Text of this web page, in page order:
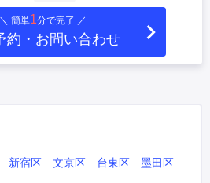
＼ 簡単1分で完了 ／
約・お問い合わせ
新宿区 文京区 台東区 墨田区